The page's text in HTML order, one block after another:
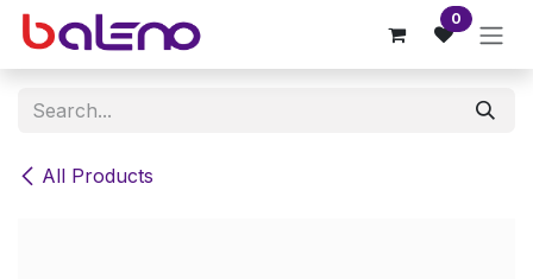
Skip to Content 0
All Products